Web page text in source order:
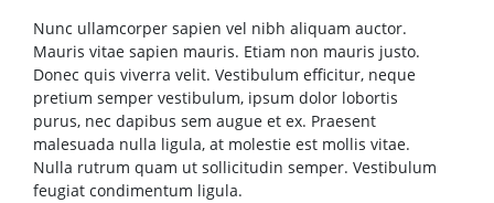
Nunc ullamcorper sapien vel nibh aliquam auctor.
Mauris vitae sapien mauris. Etiam non mauris justo.
Donec quis viverra velit. Vestibulum efficitur, neque
pretium semper vestibulum, ipsum dolor lobortis
purus, nec dapibus sem augue et ex. Praesent
malesuada nulla ligula, at molestie est mollis vitae.
Nulla rutrum quam ut sollicitudin semper. Vestibulum
feugiat condimentum ligula.